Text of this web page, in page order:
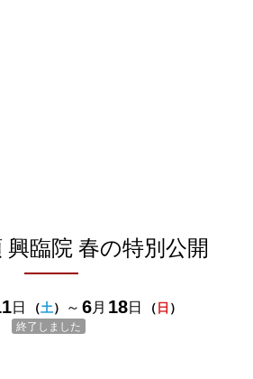
興臨院 春の特別公開
終了しました
日 （土） ～ 6月 18日 （ 日 ）